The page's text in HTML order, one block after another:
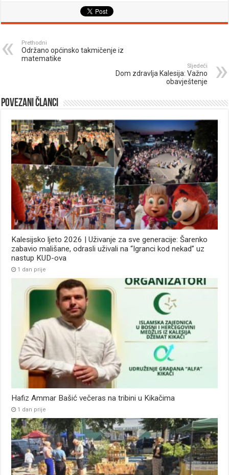
Prethodni
Održano općinsko takmičenje iz
matematike
Sljedeći
Dom zdravlja Kalesija: Važno
obavještenje
Povezani članci
Kalesijsko ljeto 2026 | Uživanje za sve generacije: Šarenko
zabavio mališane, odrasli uživali na “Igranci kod nekad” uz
nastup KUD-ova
1 dan prije
Hafiz Ammar Bašić večeras na tribini u Kikačima
1 dan prije